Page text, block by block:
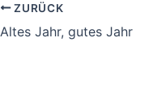
ZURÜCK
Altes Jahr, gutes Jahr